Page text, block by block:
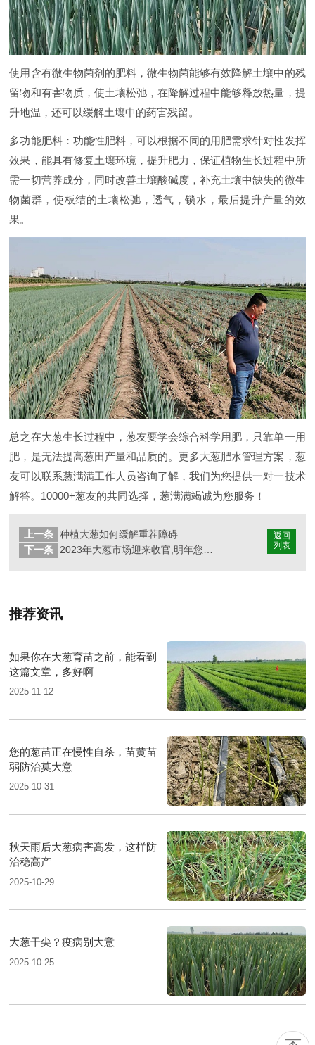
使用含有微生物菌剂的肥料，微生物菌能够有效降解土壤中的残
留物和有害物质，使土壤松弛，在降解过程中能够释放热量，提
升地温，还可以缓解土壤中的药害残留。
多功能肥料：功能性肥料，可以根据不同的用肥需求针对性发挥
效果，能具有修复土壤环境，提升肥力，保证植物生长过程中所
需一切营养成分，同时改善土壤酸碱度，补充土壤中缺失的微生
物菌群，使板结的土壤松弛，透气，锁水，最后提升产量的效
果。
总之在大葱生长过程中，葱友要学会综合科学用肥，只靠单一用
肥，是无法提高葱田产量和品质的。更多大葱肥水管理方案，葱
友可以联系葱满满工作人员咨询了解，我们为您提供一对一技术
解答。10000+葱友的共同选择，葱满满竭诚为您服务！
返回
列表
上一条 种植大葱如何缓解重茬障碍
下一条
2023年大葱市场迎来收官,明年您还种葱吗?
推荐资讯
如果你在大葱育苗之前，能看到
这篇文章，多好啊
2025-11-12
您的葱苗正在慢性自杀，苗黄苗
弱防治莫大意
2025-10-31
秋天雨后大葱病害高发，这样防
治稳高产
2025-10-29
大葱干尖？疫病别大意
2025-10-25